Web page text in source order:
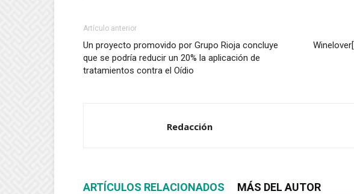
Artículo anterior
Un proyecto promovido por Grupo Rioja concluye
que se podría reducir un 20% la aplicación de
tratamientos contra el Oídio
Redacción
ARTÍCULOS RELACIONADOS MÁS DEL AUTOR